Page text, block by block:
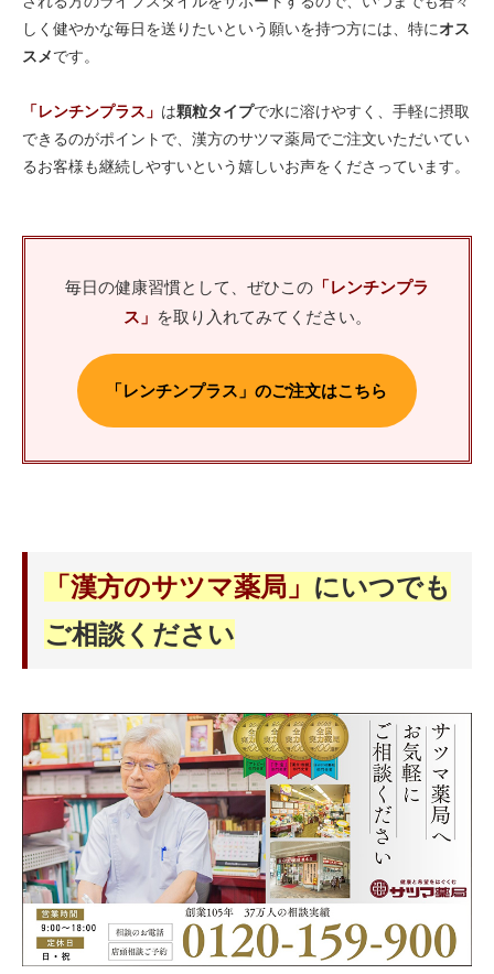
しく健やかな毎日を送りたいという願いを持つ方には、特にオス
スメです。
「レンチンプラス」 は顆粒タイプで水に溶けやすく、手軽に摂取
できるのがポイントで、漢方のサツマ薬局でご注文いただいてい
るお客様も継続しやすいという嬉しいお声をくださっています。
毎日の健康習慣として、ぜひこの 「レンチンプラ
ス」 を取り入れてみてください。
「レンチンプラス」のご注文はこちら
「漢方のサツマ薬局」 にいつでも
ご相談ください